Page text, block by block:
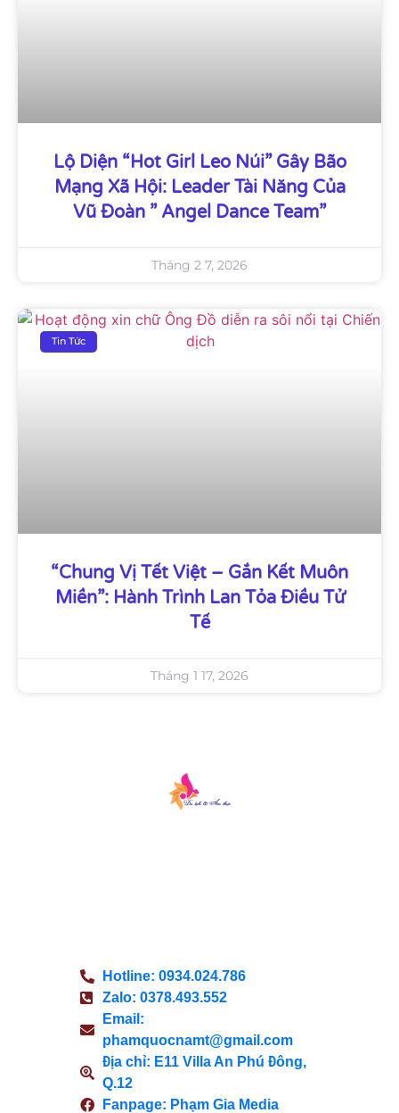
Lộ Diện “Hot Girl Leo Núi” Gây Bão
Mạng Xã Hội: Leader Tài Năng Của
Vũ Đoàn ” Angel Dance Team”
Tháng 2 7, 2026
Tin Tức
“Chung Vị Tết Việt – Gắn Kết Muôn
Miền”: Hành Trình Lan Tỏa Điều Tử
Tế
Tháng 1 17, 2026
Hotline: 0934.024.786
Zalo: 0378.493.552
Email:
phamquocnamt@gmail.com
Địa chỉ: E11 Villa An Phú Đông,
Q.12
Fanpage: Phạm Gia Media